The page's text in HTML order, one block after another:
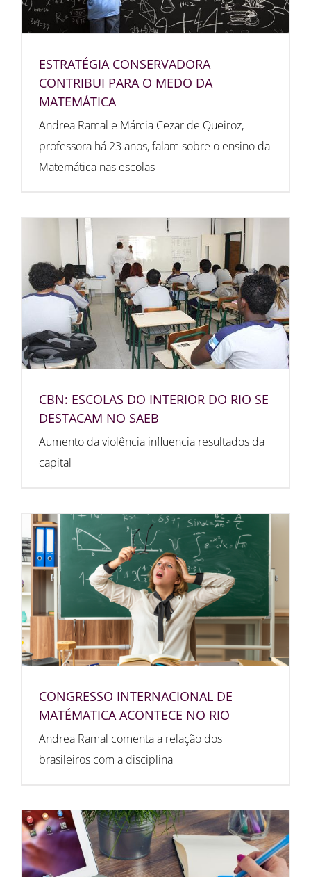
ESTRATÉGIA CONSERVADORA
CONTRIBUI PARA O MEDO DA
MATEMÁTICA
Andrea Ramal e Márcia Cezar de Queiroz,
professora há 23 anos, falam sobre o ensino da
Matemática nas escolas
CBN: ESCOLAS DO INTERIOR DO RIO SE
DESTACAM NO SAEB
Aumento da violência influencia resultados da
capital
CONGRESSO INTERNACIONAL DE
MATÉMATICA ACONTECE NO RIO
Andrea Ramal comenta a relação dos
brasileiros com a disciplina